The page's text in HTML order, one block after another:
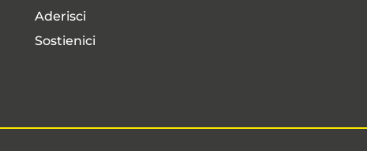
Aderisci
Sostienici